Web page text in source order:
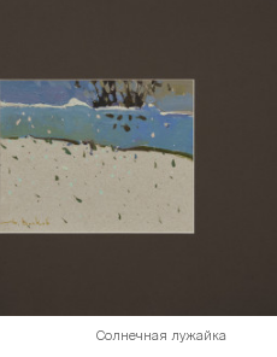
Солнечная лужайка